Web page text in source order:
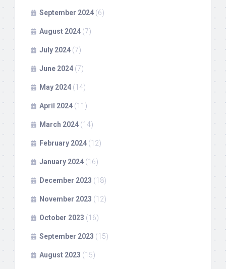
September 2024 (6)
August 2024 (7)
July 2024 (7)
June 2024 (7)
May 2024 (14)
April 2024 (11)
March 2024 (14)
February 2024 (12)
January 2024 (16)
December 2023 (18)
November 2023 (12)
October 2023 (16)
September 2023 (15)
August 2023 (15)